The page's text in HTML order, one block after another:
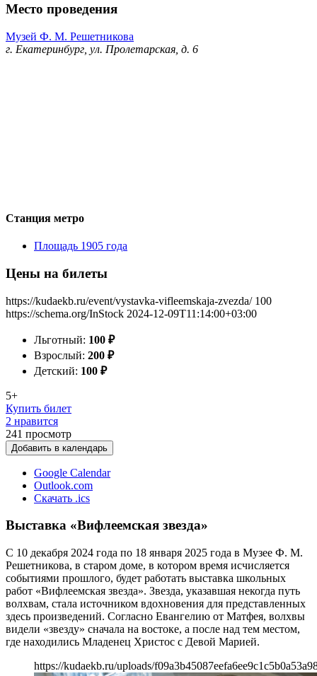
Место проведения
Музей Ф. М. Решетникова
г. Екатеринбург, ул. Пролетарская, д. 6
Станция метро
Площадь 1905 года
Цены на билеты
https://kudaekb.ru/event/vystavka-vifleemskaja-zvezda/ 100
https://schema.org/InStock 2024-12-09T11:14:00+03:00
Льготный: 100 ₽
Взрослый: 200 ₽
Детский: 100 ₽
5+
Купить билет
2 нравится
241 просмотр
Добавить в календарь
Google Calendar
Outlook.com
Скачать .ics
Выставка «Вифлеемская звезда»
С 10 декабря 2024 года по 18 января 2025 года в Музее Ф. М.
Решетникова, в старом доме, в котором время исчисляется
событиями прошлого, будет работать выставка школьных
работ «Вифлеемская звезда». Звезда, указавшая некогда путь
волхвам, стала источником вдохновения для представленных
здесь произведений. Согласно Евангелию от Матфея, волхвы
видели «звезду» сначала на востоке, а после над тем местом,
где находились Младенец Христос с Девой Марией.
https://kudaekb.ru/uploads/